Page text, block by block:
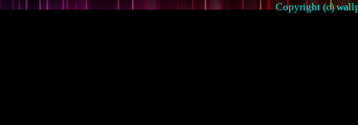
Copyright (c)